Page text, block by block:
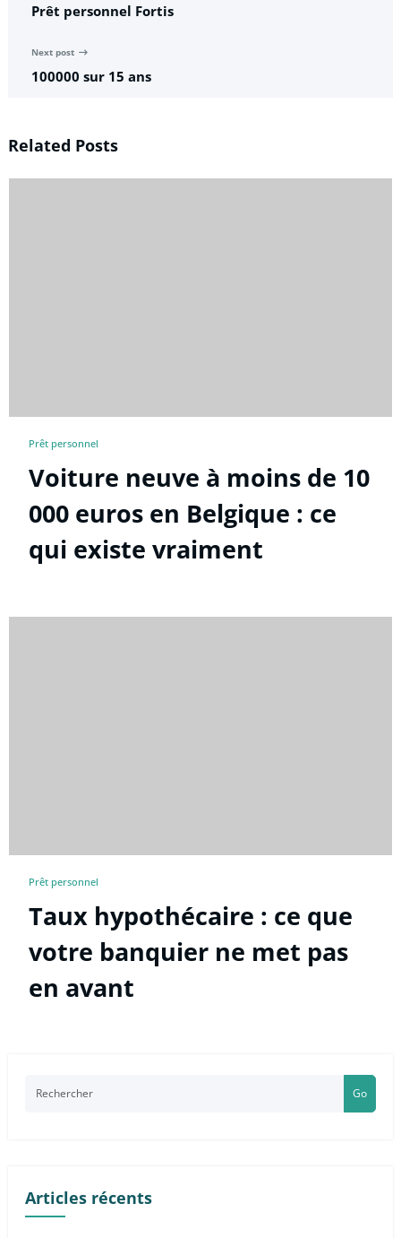
Prêt personnel Fortis
Next post
100000 sur 15 ans
Related Posts
Prêt personnel
Voiture neuve à moins de 10
000 euros en Belgique : ce
qui existe vraiment
Prêt personnel
Taux hypothécaire : ce que
votre banquier ne met pas
en avant
Go
Articles récents